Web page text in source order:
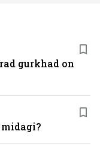
gurkhad on